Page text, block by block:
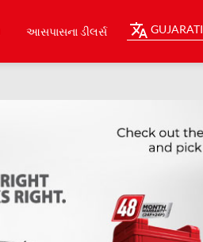
આસપાસના ડીલર્સ GUJARATI